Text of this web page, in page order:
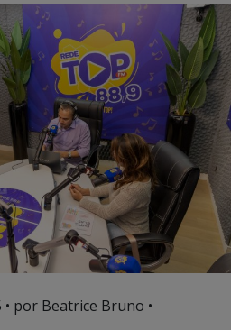
• por Beatrice Bruno •